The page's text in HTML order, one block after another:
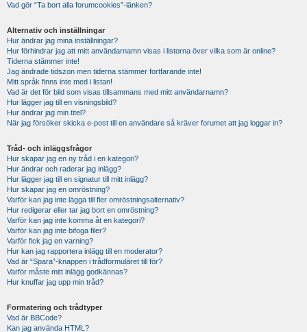
Vad gör “Ta bort alla forumcookies”-länken?
Alternativ och inställningar
Hur ändrar jag mina inställningar?
Hur förhindrar jag att mitt användarnamn visas i listorna över vilka som är online?
Tiderna stämmer inte!
Jag ändrade tidszon men tiderna stämmer fortfarande inte!
Mitt språk finns inte med i listan!
Vad är det för bild som visas tillsammans med mitt användarnamn?
Hur lägger jag till en visningsbild?
Hur ändrar jag min titel?
När jag försöker skicka e-post till en användare så kräver forumet att jag loggar in?
Tråd- och inläggsfrågor
Hur skapar jag en ny tråd i en kategori?
Hur ändrar och raderar jag inlägg?
Hur lägger jag till en signatur till mitt inlägg?
Hur skapar jag en omröstning?
Varför kan jag inte lägga till fler omröstningsalternativ?
Hur redigerar eller tar jag bort en omröstning?
Varför kan jag inte komma åt en kategori?
Varför kan jag inte bifoga filer?
Varför fick jag en varning?
Hur kan jag rapportera inlägg till en moderator?
Vad är “Spara”-knappen i trådformuläret till för?
Varför måste mitt inlägg godkännas?
Hur knuffar jag upp min tråd?
Formatering och trådtyper
Vad är BBCode?
Kan jag använda HTML?